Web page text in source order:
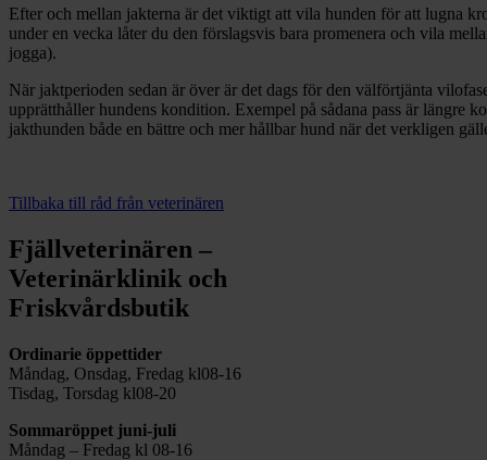
Efter och mellan jakterna är det viktigt att vila hunden för att lugna
under en vecka låter du den förslagsvis bara promenera och vila
jogga).
När jaktperioden sedan är över är det dags för den välförtjänta
upprätthåller hundens kondition. Exempel på sådana pass är längre
jakthunden både en bättre och mer hållbar hund när det verkligen
Tillbaka till råd från veterinären
Fjällveterinären –
Veterinärklinik och
Friskvårdsbutik
Ordinarie öppettider
Måndag, Onsdag, Fredag kl08-16
Tisdag, Torsdag kl08-20
Sommaröppet juni-juli
Måndag – Fredag kl 08-16